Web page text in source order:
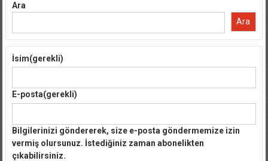
Ara
Ara
İsim(gerekli)
E-posta(gerekli)
Bilgilerinizi göndererek, size e-posta göndermemize izin
vermiş olursunuz. İstediğiniz zaman abonelikten
çıkabilirsiniz.